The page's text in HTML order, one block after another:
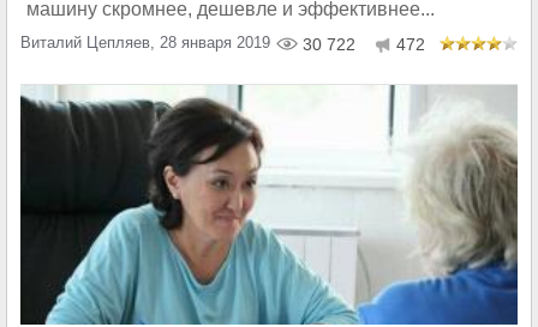
машину скромнее, дешевле и эффективнее...
Виталий Цепляев, 28 января 2019 30 722 472